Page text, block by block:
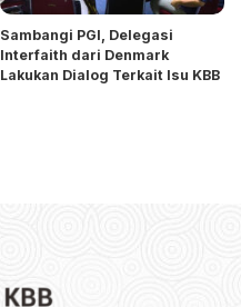
Sambangi PGI, Delegasi
Interfaith dari Denmark
Lakukan Dialog Terkait Isu KBB